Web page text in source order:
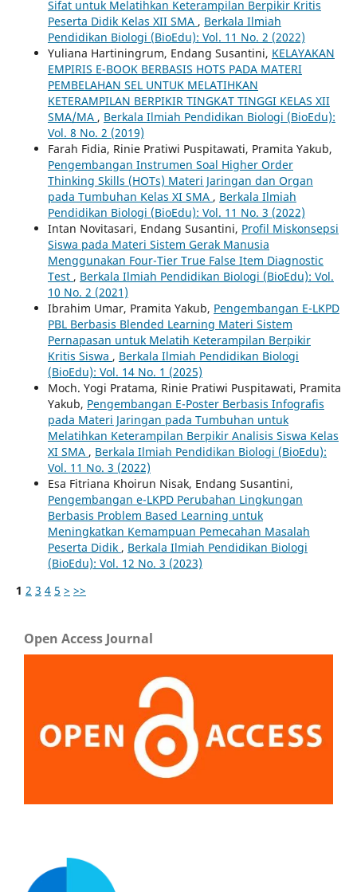
Sifat untuk Melatihkan Keterampilan Berpikir Kritis
Peserta Didik Kelas XII SMA , Berkala Ilmiah
Pendidikan Biologi (BioEdu): Vol. 11 No. 2 (2022)
Yuliana Hartiningrum, Endang Susantini, KELAYAKAN
EMPIRIS E-BOOK BERBASIS HOTS PADA MATERI
PEMBELAHAN SEL UNTUK MELATIHKAN
KETERAMPILAN BERPIKIR TINGKAT TINGGI KELAS XII
SMA/MA , Berkala Ilmiah Pendidikan Biologi (BioEdu):
Vol. 8 No. 2 (2019)
Farah Fidia, Rinie Pratiwi Puspitawati, Pramita Yakub,
Pengembangan Instrumen Soal Higher Order
Thinking Skills (HOTs) Materi Jaringan dan Organ
pada Tumbuhan Kelas XI SMA , Berkala Ilmiah
Pendidikan Biologi (BioEdu): Vol. 11 No. 3 (2022)
Intan Novitasari, Endang Susantini, Profil Miskonsepsi
Siswa pada Materi Sistem Gerak Manusia
Menggunakan Four-Tier True False Item Diagnostic
Test , Berkala Ilmiah Pendidikan Biologi (BioEdu): Vol.
10 No. 2 (2021)
Ibrahim Umar, Pramita Yakub, Pengembangan E-LKPD
PBL Berbasis Blended Learning Materi Sistem
Pernapasan untuk Melatih Keterampilan Berpikir
Kritis Siswa , Berkala Ilmiah Pendidikan Biologi
(BioEdu): Vol. 14 No. 1 (2025)
Moch. Yogi Pratama, Rinie Pratiwi Puspitawati, Pramita
Yakub, Pengembangan E-Poster Berbasis Infografis
pada Materi Jaringan pada Tumbuhan untuk
Melatihkan Keterampilan Berpikir Analisis Siswa Kelas
XI SMA , Berkala Ilmiah Pendidikan Biologi (BioEdu):
Vol. 11 No. 3 (2022)
Esa Fitriana Khoirun Nisak, Endang Susantini,
Pengembangan e-LKPD Perubahan Lingkungan
Berbasis Problem Based Learning untuk
Meningkatkan Kemampuan Pemecahan Masalah
Peserta Didik , Berkala Ilmiah Pendidikan Biologi
(BioEdu): Vol. 12 No. 3 (2023)
1 2 3 4 5 > >>
Open Access Journal